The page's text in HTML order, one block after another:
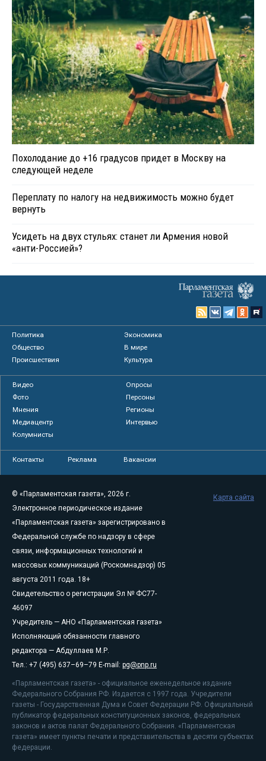
Похолодание до +16 градусов придет в Москву на
следующей неделе
Переплату по налогу на недвижимость можно будет
вернуть
Усидеть на двух стульях: станет ли Армения новой
«анти-Россией»?
Политика
Экономика
Общество
В мире
Происшествия
Культура
Видео
Опросы
Фото
Персоны
Мнения
Регионы
Медиацентр
Интервью
Колумнисты
Контакты Реклама Вакансии
© «Парламентская газета», 2026 г.
Электронное периодическое издание
«Парламентская газета» зарегистрировано в
Федеральной службе по надзору в сфере
связи, информационных технологий и
массовых коммуникаций (Роскомнадзор) 05
августа 2011 года. 18+
Свидетельство о регистрации Эл № ФС77-
46097
Учредитель — АНО «Парламентская газета»
Исполняющий обязанности главного
редактора — Абдуллаев М.Р.
Тел.: +7 (495) 637–69–79 E-mail: pg@pnp.ru
«Парламентская газета» - официальное еженедельное издание
Федерального Собрания РФ. Издается с 1997 года. Учредители
газеты - Государственная Дума и Совет Федерации РФ. Официальный
публикатор федеральных конституционных законов, федеральных
законов и актов палат Федерального Собрания. «Парламентская
газета» имеет пункты печати и представительства в десяти субъектах
федерации.
Карта сайта